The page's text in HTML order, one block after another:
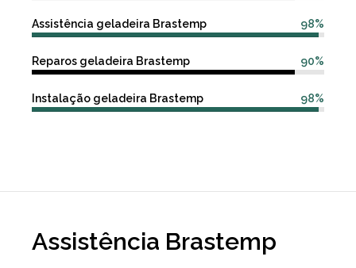
98%
Assistência geladeira Brastemp
90%
Reparos geladeira Brastemp
98%
Instalação geladeira Brastemp
Assistência Brastemp